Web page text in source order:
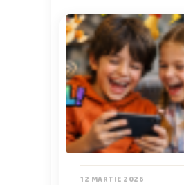
12 MARTIE 2026